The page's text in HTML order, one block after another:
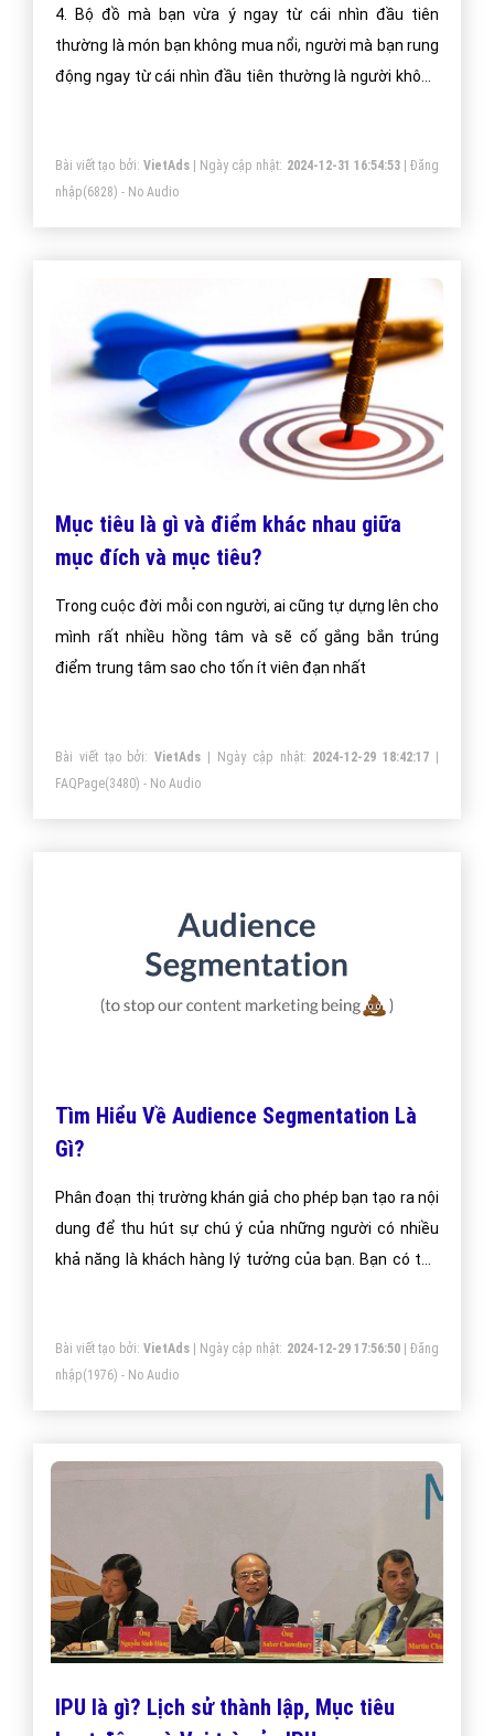
4. Bộ đồ mà bạn vừa ý ngay từ cái nhìn đầu tiên
thường là món bạn không mua nổi, người mà bạn rung
động ngay từ cái nhìn đầu tiên thường là người không
gắng.
Bài viết tạo bởi: VietAds| Ngày cập nhật: 2024-12-31 16:54:53|Đăng
nhập(6828) - No Audio
Mục tiêu là gì và điểm khác nhau giữa
mục đích và mục tiêu?
Trong cuộc đời mỗi con người, ai cũng tự dựng lên cho
mình rất nhiều hồng tâm và sẽ cố gắng bắn trúng
điểm trung tâm sao cho tốn ít viên đạn nhất
Bài viết tạo bởi:VietAds | Ngày cập nhật: 2024-12-29 18:42:17 |
FAQPage(3480) - No Audio
Tìm Hiểu Về Audience Segmentation Là
Gì?
Phân đoạn thị trường khán giả cho phép bạn tạo ra nội
dung để thu hút sự chú ý của những người có nhiều
khả năng là khách hàng lý tưởng của bạn. Bạn có thể
Bài viết tạo bởi: VietAds| Ngày cập nhật: 2024-12-29 17:56:50|Đăng
nhập(1976) - No Audio
IPU là gì? Lịch sử thành lập, Mục tiêu